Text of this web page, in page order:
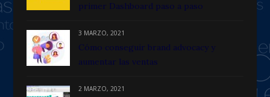
primer Dashboard paso a paso
3 MARZO, 2021
Cómo conseguir brand advocacy y
aumentar las ventas
2 MARZO, 2021